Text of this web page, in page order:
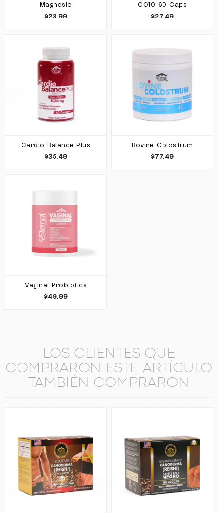
Magnesio
$23.99
CQ10 60 Caps
$27.49
Cardio Balance Plus
$35.49
Bovine Colostrum
$77.49
Vaginal Probiotics
$49.99
LOS CLIENTES QUE
COMPRARON ESTE ARTÍCULO
TAMBIÉN COMPRARON